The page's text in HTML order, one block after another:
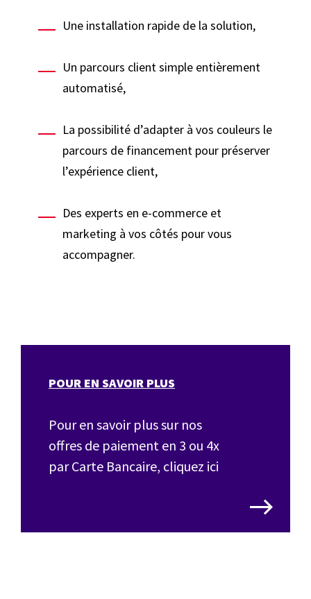
Une installation rapide de la solution,
Un parcours client simple entièrement
automatisé,
La possibilité d’adapter à vos couleurs le
parcours de financement pour préserver
l’expérience client,
Des experts en e-commerce et
marketing à vos côtés pour vous
accompagner.
POUR EN SAVOIR PLUS
Pour en savoir plus sur nos
offres de paiement en 3 ou 4x
par Carte Bancaire, cliquez ici